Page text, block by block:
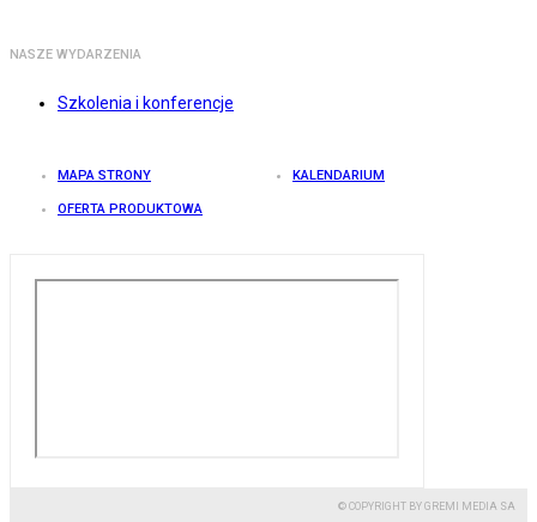
NASZE WYDARZENIA
Szkolenia i konferencje
MAPA STRONY KALENDARIUM
OFERTA PRODUKTOWA
© COPYRIGHT BY GREMI MEDIA SA